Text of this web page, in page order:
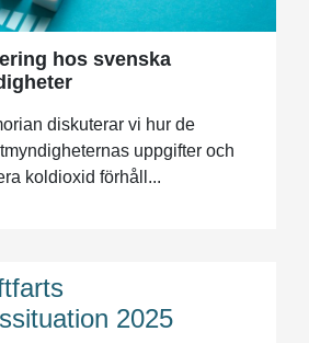
hos svenska
diskuterar vi hur de
uppgifter och
koldioxid förhåll...
2025